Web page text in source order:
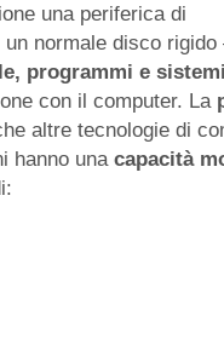
una periferica di
normale disco rigido
programmi e sistemi
con il computer. La
altre tecnologie di
hanno una capacità